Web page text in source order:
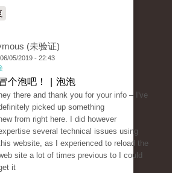
(未验证)
05/2019 - 22:43
冒个泡吧！ | 泡泡
hey there and thank you for your info – I've
picked up something
from right here. I did however
several technical issues using
website, as I experienced to reload the
site a lot of times previous to I could
it